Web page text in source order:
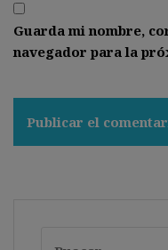
Guarda mi nombre,
navegador para la